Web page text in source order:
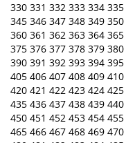
330 331 332 333 334 335
345 346 347 348 349 350
360 361 362 363 364 365
375 376 377 378 379 380
390 391 392 393 394 395
405 406 407 408 409 410
420 421 422 423 424 425
435 436 437 438 439 440
450 451 452 453 454 455
465 466 467 468 469 470